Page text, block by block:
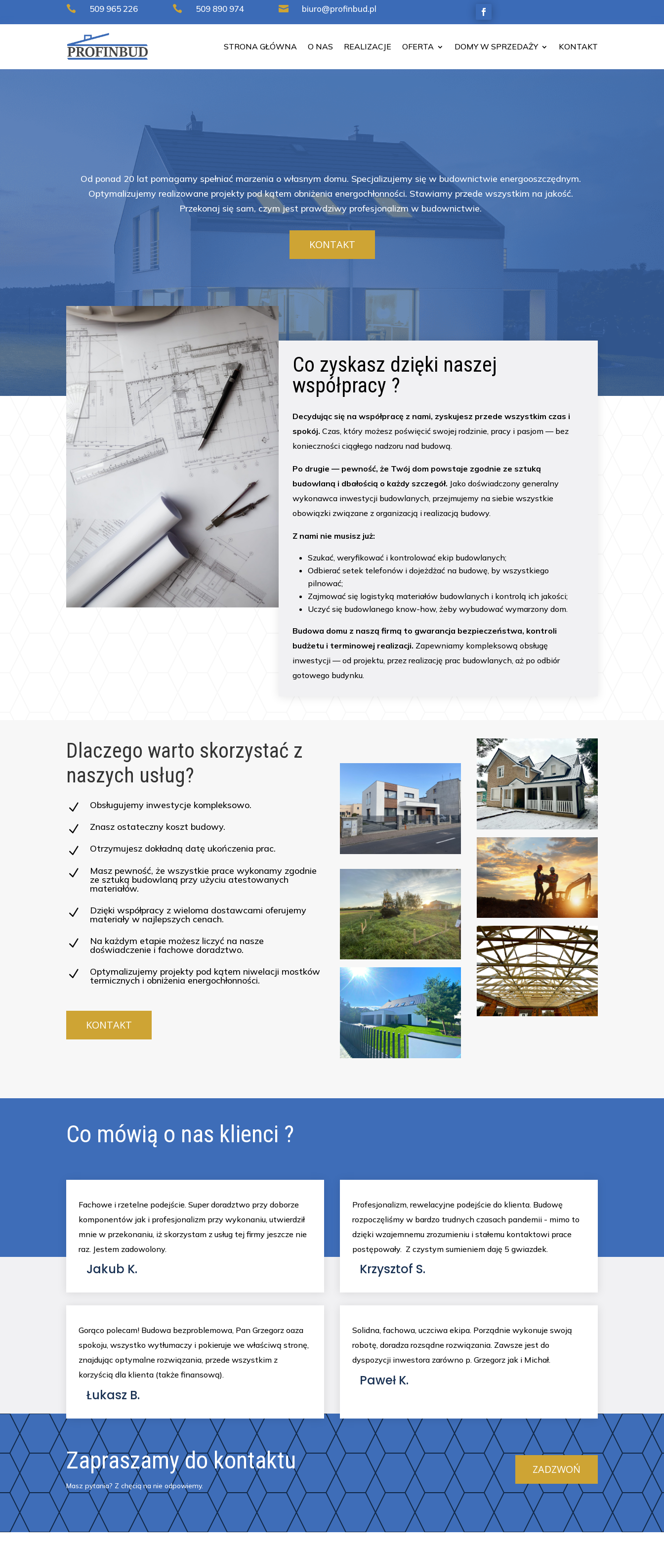
 509 965 226  509 890 974  biuro@profinbud.pl
STRONA GŁÓWNA O NAS REALIZACJE OFERTA DOMY W SPRZEDAŻY KONTAKT
Od ponad 20 lat pomagamy spełniać marzenia o własnym domu. Specjalizujemy się w budownictwie energooszczędnym.
Optymalizujemy realizowane projekty pod kątem obniżenia energochłonności. Stawiamy przede wszystkim na jakość.
Przekonaj się sam, czym jest prawdziwy profesjonalizm w budownictwie.
KONTAKT
Co zyskasz dzięki naszej
współpracy ?
Decydując się na współpracę z nami, zyskujesz przede wszystkim czas i
spokój. Czas, który możesz poświęcić swojej rodzinie, pracy i pasjom — bez
konieczności ciągłego nadzoru nad budową.
Po drugie — pewność, że Twój dom powstaje zgodnie ze sztuką
budowlaną i dbałością o każdy szczegół. Jako doświadczony generalny
wykonawca inwestycji budowlanych, przejmujemy na siebie wszystkie
obowiązki związane z organizacją i realizacją budowy.
Z nami nie musisz już:
Szukać, weryfikować i kontrolować ekip budowlanych;
Odbierać setek telefonów i dojeżdżać na budowę, by wszystkiego
pilnować;
Zajmować się logistyką materiałów budowlanych i kontrolą ich jakości;
Uczyć się budowlanego know-how, żeby wybudować wymarzony dom.
Budowa domu z naszą firmą to gwarancja bezpieczeństwa, kontroli
budżetu i terminowej realizacji. Zapewniamy kompleksową obsługę
inwestycji — od projektu, przez realizację prac budowlanych, aż po odbiór
gotowego budynku.
Dlaczego warto skorzystać z
naszych usług?
N Obsługujemy inwestycje kompleksowo.
N Znasz ostateczny koszt budowy.
N Otrzymujesz dokładną datę ukończenia prac.
N Masz pewność, że wszystkie prace wykonamy zgodnie
ze sztuką budowlaną przy użyciu atestowanych
materiałów.
N Dzięki współpracy z wieloma dostawcami oferujemy
materiały w najlepszych cenach.
N Na każdym etapie możesz liczyć na nasze
doświadczenie i fachowe doradztwo.
N Optymalizujemy projekty pod kątem niwelacji mostków
termicznych i obniżenia energochłonności.
KONTAKT
Co mówią o nas klienci ?
Fachowe i rzetelne podejście. Super doradztwo przy doborze
komponentów jak i profesjonalizm przy wykonaniu, utwierdził
mnie w przekonaniu, iż skorzystam z usług tej firmy jeszcze nie
raz. Jestem zadowolony.
Jakub K.
Profesjonalizm, rewelacyjne podejście do klienta. Budowę
rozpoczęliśmy w bardzo trudnych czasach pandemii - mimo to
dzięki wzajemnemu zrozumieniu i stałemu kontaktowi prace
postępowały. Z czystym sumieniem daję 5 gwiazdek.
Krzysztof S.
Gorąco polecam! Budowa bezproblemowa, Pan Grzegorz oaza
spokoju, wszystko wytłumaczy i pokieruje we właściwą stronę,
znajdując optymalne rozwiązania, przede wszystkim z
korzyścią dla klienta (także finansową).
Łukasz B.
Solidna, fachowa, uczciwa ekipa. Porządnie wykonuje swoją
robotę, doradza rozsądne rozwiązania. Zawsze jest do
dyspozycji inwestora zarówno p. Grzegorz jak i Michał.
Paweł K.
Zapraszamy do kontaktu
Masz pytania? Z chęcią na nie odpowiemy.
ZADZWOŃ